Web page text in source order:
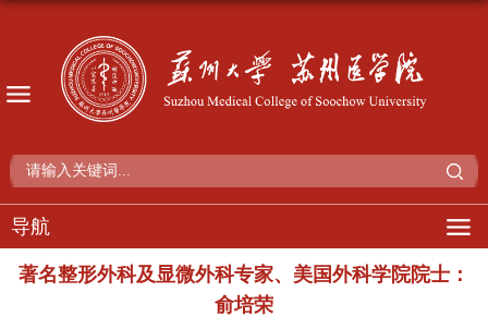
导航
著名整形外科及显微外科专家、美国外科学院院士：
俞培荣